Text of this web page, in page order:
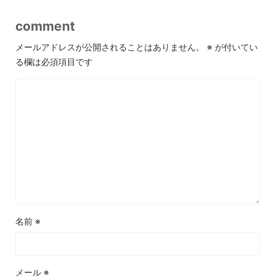
comment
メールアドレスが公開されることはありません。
る欄は必須項目です